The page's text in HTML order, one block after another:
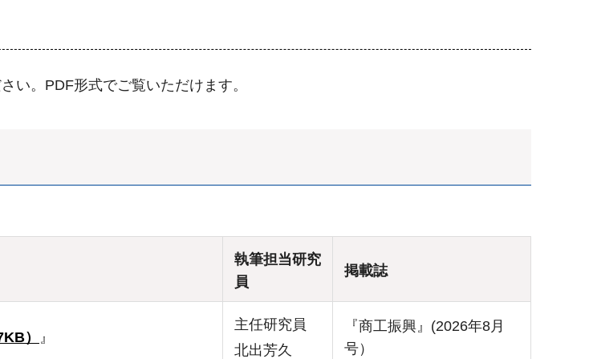
い。PDF形式でご覧いただけます。
執筆担当研究
員
掲載誌
） 』
主任研究員
北出芳久
『商工振興』(2026年8月
号）